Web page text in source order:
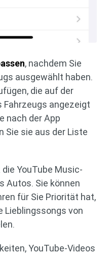
, nachdem Sie
ausgewählt haben.
die auf der
Fahrzeugs angezeigt
nach der App
Sie sie aus der Liste
YouTube Music-
Autos. Sie können
für Sie Priorität hat,
Lieblingssongs von
YouTube-Videos